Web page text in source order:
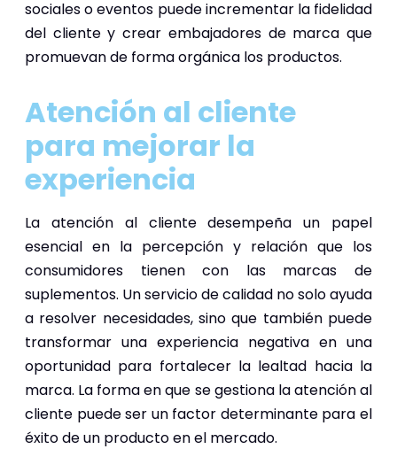
sociales o eventos puede incrementar la fidelidad
del cliente y crear embajadores de marca que
promuevan de forma orgánica los productos.
Atención al cliente
para mejorar la
experiencia
La atención al cliente desempeña un papel
esencial en la percepción y relación que los
consumidores tienen con las marcas de
suplementos. Un servicio de calidad no solo ayuda
a resolver necesidades, sino que también puede
transformar una experiencia negativa en una
oportunidad para fortalecer la lealtad hacia la
marca. La forma en que se gestiona la atención al
cliente puede ser un factor determinante para el
éxito de un producto en el mercado.